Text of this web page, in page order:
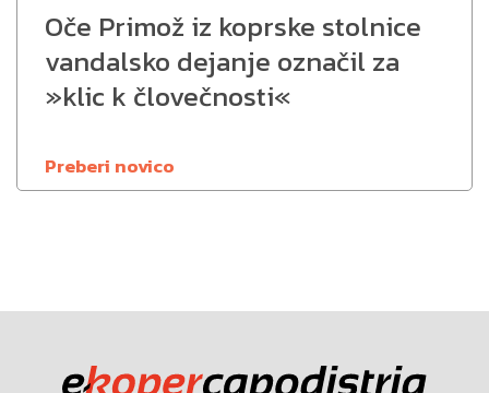
Oče Primož iz koprske stolnice
vandalsko dejanje označil za
»klic k človečnosti«
Preberi novico